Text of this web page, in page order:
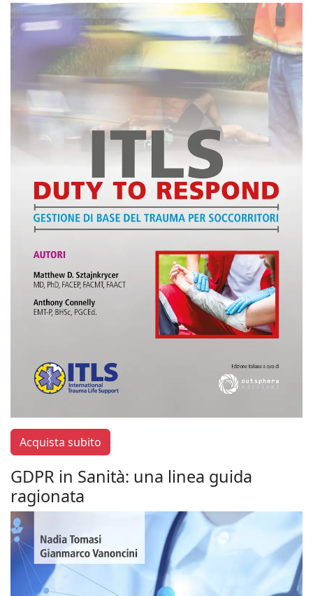
Acquista subito
GDPR in Sanità: una linea guida
ragionata